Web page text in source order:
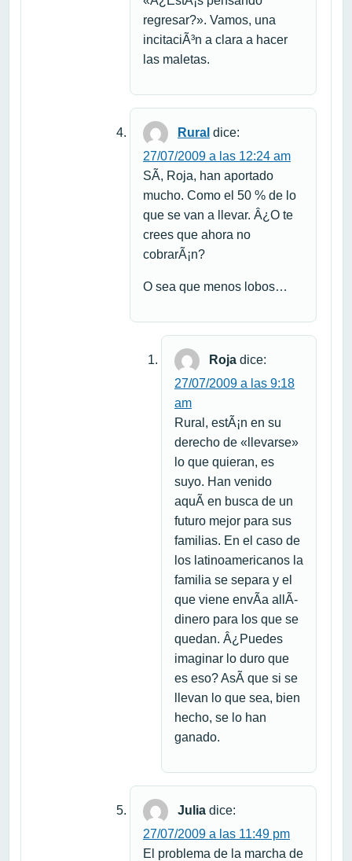
regresar?». Vamos, una
incitaciÃ³n a clara a hacer
las maletas.
Rural dice:
27/07/2009 a las 12:24 am
SÃ­, Roja, han aportado
mucho. Como el 50 % de lo
que se van a llevar. Â¿O te
crees que ahora no
cobrarÃ¡n?
O sea que menos lobos…
Roja dice:
27/07/2009 a las 9:18
am
Rural, estÃ¡n en su
derecho de «llevarse»
lo que quieran, es
suyo. Han venido
aquÃ­ en busca de un
futuro mejor para sus
familias. En el caso de
los latinoamericanos la
familia se separa y el
que viene envÃ­a allÃ­
dinero para los que se
quedan. Â¿Puedes
imaginar lo duro que
es eso? AsÃ­ que si se
llevan lo que sea, bien
hecho, se lo han
ganado.
Julia dice:
27/07/2009 a las 11:49 pm
El problema de la marcha de